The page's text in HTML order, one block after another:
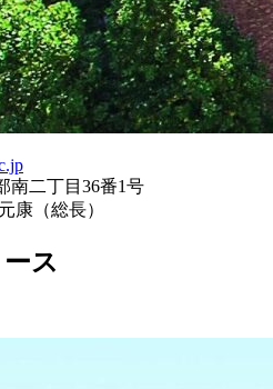
南二丁目36番1号
康（総長）
ス